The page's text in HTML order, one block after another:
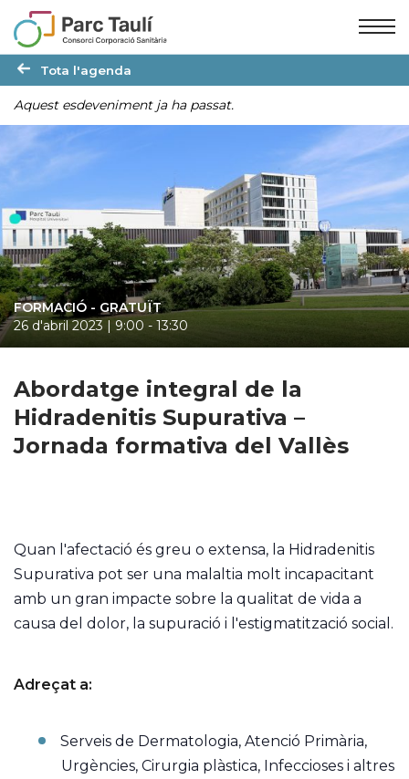
Skip
to
Content
Skip
to
navigation
Tota l'agenda
Aquest esdeveniment ja ha passat.
Abordatge integral de la
Hidradenitis Supurativa –
Jornada formativa del Vallès
26 d'abril 2023 | 9:00 - 13:30
FORMACIÓ - GRATUÏT
Quan l'afectació és greu o extensa, la Hidradenitis
Supurativa pot ser una malaltia molt incapacitant
amb un gran impacte sobre la qualitat de vida a
causa del dolor, la supuració i l'estigmatització social.
Adreçat a:
Serveis de Dermatologia, Atenció Primària,
Urgències, Cirurgia plàstica, Infeccioses i altres